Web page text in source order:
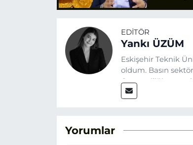
EDITÖR
Yankı ÜZÜM
Eskişehir Teknik
oldum. Basın
Gazeteciliğin temel
Eskişehir
Yorumlar